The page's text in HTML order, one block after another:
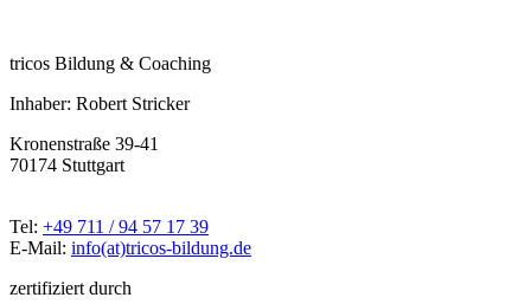
tricos Bildung & Coaching
Inhaber: Robert Stricker
Kronenstraße 39-41
70174 Stuttgart
Tel: +49 711 / 94 57 17 39
E-Mail: info(at)tricos-bildung.de
zertifiziert durch